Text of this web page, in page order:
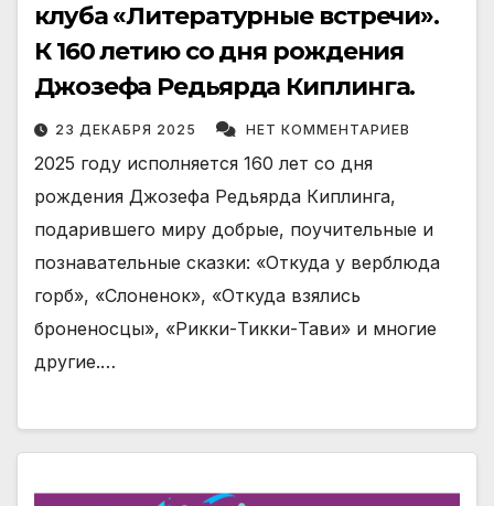
клуба «Литературные встречи».
К 160 летию со дня рождения
Джозефа Редьярда Киплинга.
23 ДЕКАБРЯ 2025 НЕТ КОММЕНТАРИЕВ
2025 году исполняется 160 лет со дня
рождения Джозефа Редьярда Киплинга,
подарившего миру добрые, поучительные и
познавательные сказки: «Откуда у верблюда
горб», «Слоненок», «Откуда взялись
броненосцы», «Рикки-Тикки-Тави» и многие
другие.…